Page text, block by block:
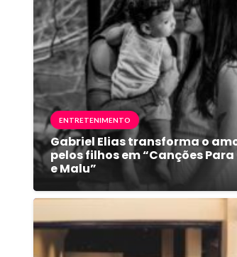
ENTRETENIMENTO
Gabriel Elias transforma o
pelos filhos em “Canções
e Malu”